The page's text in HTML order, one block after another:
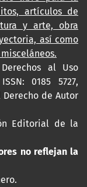
artículos de
y arte, obra
así como
al Uso
ISSN: 0185 5727,
de Autor
Editorial de la
no reflejan la